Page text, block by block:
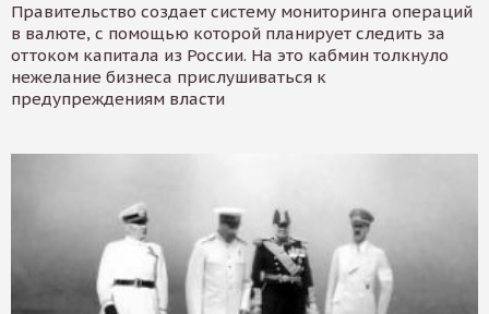
Правительство создает систему мониторинга операций
в валюте, с помощью которой планирует следить за
оттоком капитала из России. На это кабмин толкнуло
нежелание бизнеса прислушиваться к
предупреждениям власти